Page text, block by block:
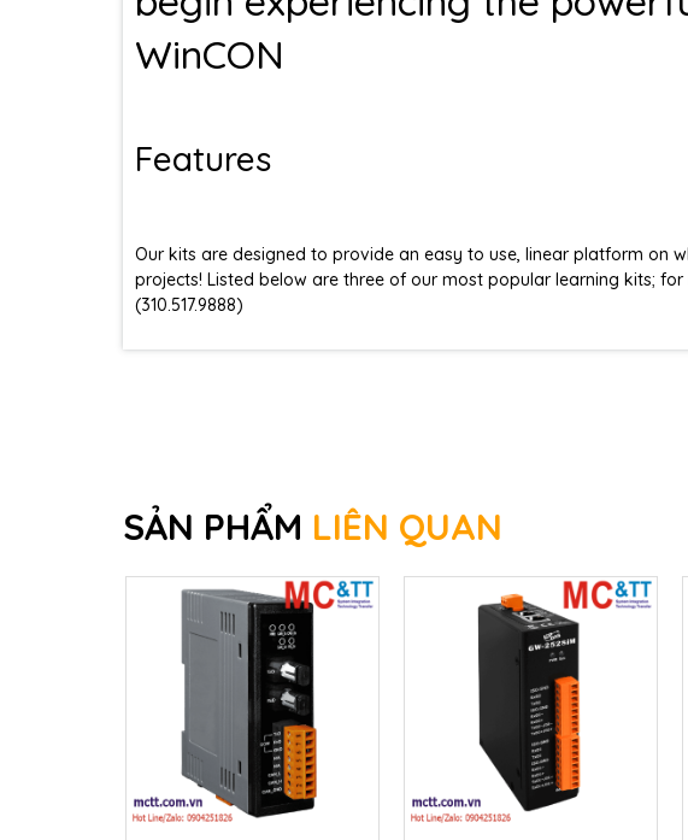
WinCON
Features
Our kits are designed to provide an easy to use, linear platform on
projects! Listed below are three of our most popular learning kits; for
(310.517.9888)
SẢN PHẨM LIÊN QUAN